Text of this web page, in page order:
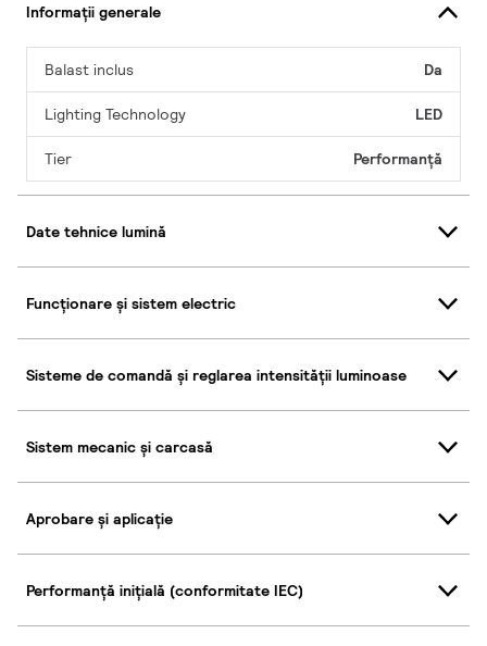
Informații generale
Balast inclus Da
Lighting Technology LED
Tier Performanță
Date tehnice lumină
Funcționare și sistem electric
Sisteme de comandă și reglarea intensității luminoase
Sistem mecanic și carcasă
Aprobare și aplicație
Performanță inițială (conformitate IEC)